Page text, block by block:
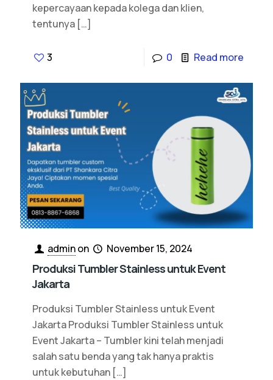
kepercayaan kepada kolega dan klien,
tentunya […]
3 0 Read more
adminon November 15, 2024
Produksi Tumbler Stainless untuk Event
Jakarta
Produksi Tumbler Stainless untuk Event
Jakarta Produksi Tumbler Stainless untuk
Event Jakarta – Tumbler kini telah menjadi
salah satu benda yang tak hanya praktis
untuk kebutuhan […]